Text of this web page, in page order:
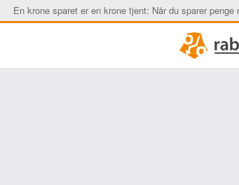
En krone sparet er en krone tjent: Når du sparer